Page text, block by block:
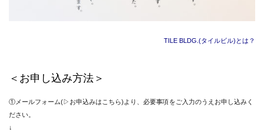
TILE BLDG.(タイルビル)とは？
＜お申し込み方法＞
①メールフォーム(▷お申込みはこちら)より、必要事項をご入力のうえお申し込みく
ださい。
↓